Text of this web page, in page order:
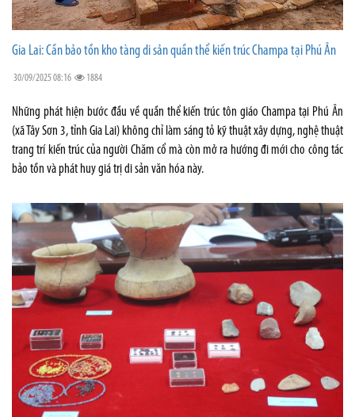
Gia Lai: Cần bảo tồn kho tàng di sản quần thể kiến trúc Champa tại Phú Ân
30/09/2025 08:16 1884
Những phát hiện bước đầu về quần thể kiến trúc tôn giáo Champa tại Phú Ân
(xã Tây Sơn 3, tỉnh Gia Lai) không chỉ làm sáng tỏ kỹ thuật xây dựng, nghệ thuật
trang trí kiến trúc của người Chăm cổ mà còn mở ra hướng đi mới cho công tác
bảo tồn và phát huy giá trị di sản văn hóa này.